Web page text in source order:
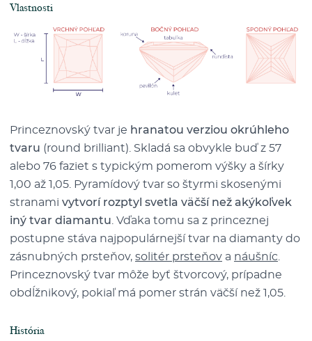
Vlastnosti
Princeznovský tvar je hranatou verziou okrúhleho
tvaru (round brilliant). Skladá sa obvykle buď z 57
alebo 76 faziet s typickým pomerom výšky a šírky
1,00 až 1,05. Pyramídový tvar so štyrmi skosenými
stranami vytvorí rozptyl svetla väčší než akýkoľvek
iný tvar diamantu . Vďaka tomu sa z princeznej
postupne stáva najpopulárnejší tvar na diamanty do
zásnubných prsteňov, solitér prsteňov a náušníc
Princeznovský tvar môže byť štvorcový, prípadne
obdĺžnikový, pokiaľ má pomer strán väčší než 1,05.
História